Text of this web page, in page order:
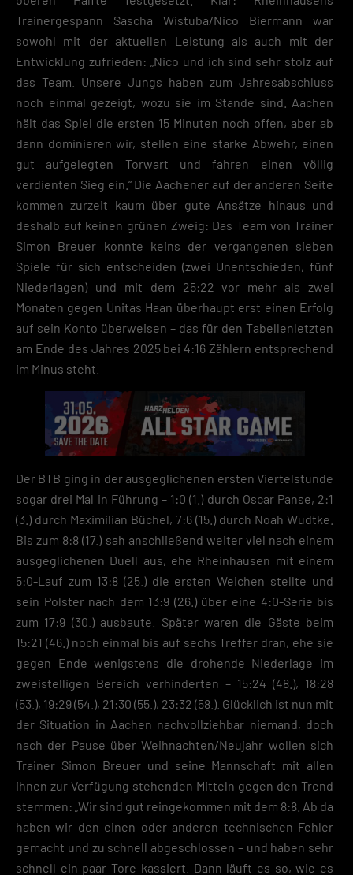
Trainergespann Sascha Wistuba/Nico Biermann war
sowohl mit der aktuellen Leistung als auch mit der
Entwicklung zufrieden: „Nico und ich sind sehr stolz auf
das Team. Unsere Jungs haben zum Jahresabschluss
noch einmal gezeigt, wozu sie im Stande sind. Aachen
hält das Spiel die ersten 15 Minuten noch offen, aber ab
dann dominieren wir, stellen eine starke Abwehr, einen
gut aufgelegten Torwart und fahren einen völlig
verdienten Sieg ein.“ Die Aachener auf der anderen Seite
kommen zurzeit kaum über gute Ansätze hinaus und
deshalb auf keinen grünen Zweig: Das Team von Trainer
Simon Breuer konnte keins der vergangenen sieben
Spiele für sich entscheiden (zwei Unentschieden, fünf
Niederlagen) und mit dem 25:22 vor mehr als zwei
Monaten gegen Unitas Haan überhaupt erst einen Erfolg
auf sein Konto überweisen – das für den Tabellenletzten
am Ende des Jahres 2025 bei 4:16 Zählern entsprechend
im Minus steht.
Der BTB ging in der ausgeglichenen ersten Viertelstunde
sogar drei Mal in Führung – 1:0 (1.) durch Oscar Panse, 2:1
(3.) durch Maximilian Büchel, 7:6 (15.) durch Noah Wudtke.
Bis zum 8:8 (17.) sah anschließend weiter viel nach einem
ausgeglichenen Duell aus, ehe Rheinhausen mit einem
5:0-Lauf zum 13:8 (25.) die ersten Weichen stellte und
sein Polster nach dem 13:9 (26.) über eine 4:0-Serie bis
zum 17:9 (30.) ausbaute. Später waren die Gäste beim
15:21 (46.) noch einmal bis auf sechs Treffer dran, ehe sie
gegen Ende wenigstens die drohende Niederlage im
zweistelligen Bereich verhinderten – 15:24 (48.), 18:28
(53.), 19:29 (54.), 21:30 (55.), 23:32 (58.). Glücklich ist nun mit
der Situation in Aachen nachvollziehbar niemand, doch
nach der Pause über Weihnachten/Neujahr wollen sich
Trainer Simon Breuer und seine Mannschaft mit allen
ihnen zur Verfügung stehenden Mitteln gegen den Trend
stemmen: „Wir sind gut reingekommen mit dem 8:8. Ab da
haben wir den einen oder anderen technischen Fehler
gemacht und zu schnell abgeschlossen – und haben sehr
schnell ein paar Tore kassiert. Dann läuft es so, wie es